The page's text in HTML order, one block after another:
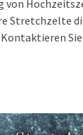
von
Stretchzelte